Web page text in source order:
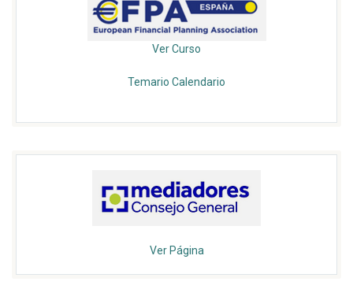
Ver Curso
Temario Calendario
Ver Página